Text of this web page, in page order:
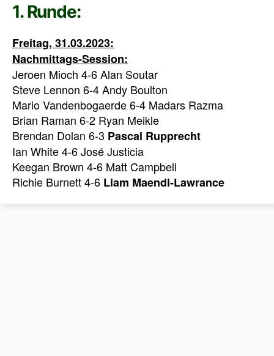
1. Runde:
Freitag, 31.03.2023:
Nachmittags-Session:
Jeroen Mioch 4-6 Alan Soutar
Steve Lennon 6-4 Andy Boulton
Mario Vandenbogaerde 6-4 Madars Razma
Brian Raman 6-2 Ryan Meikle
Brendan Dolan 6-3 Pascal Rupprecht
Ian White 4-6 José Justicia
Keegan Brown 4-6 Matt Campbell
Richie Burnett 4-6 Liam Maendl-Lawrance